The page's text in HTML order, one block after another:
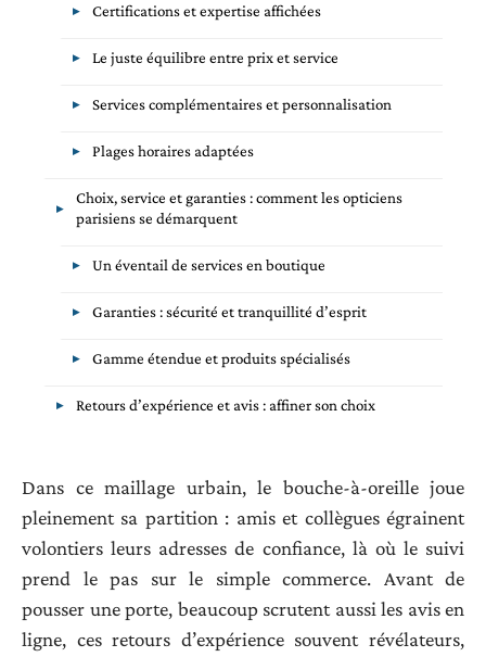
Certifications et expertise affichées
Le juste équilibre entre prix et service
Services complémentaires et personnalisation
Plages horaires adaptées
Choix, service et garanties : comment les opticiens
parisiens se démarquent
Un éventail de services en boutique
Garanties : sécurité et tranquillité d’esprit
Gamme étendue et produits spécialisés
Retours d’expérience et avis : affiner son choix
Dans ce maillage urbain, le bouche-à-oreille joue
pleinement sa partition : amis et collègues égrainent
volontiers leurs adresses de confiance, là où le suivi
prend le pas sur le simple commerce. Avant de
pousser une porte, beaucoup scrutent aussi les avis en
ligne, ces retours d’expérience souvent révélateurs,